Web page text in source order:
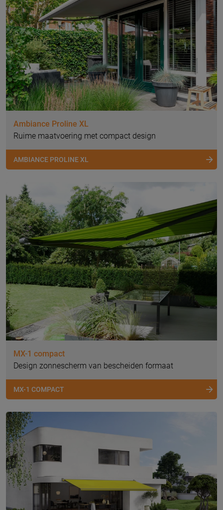
Ambiance Proline XL
Ruime maatvoering met compact design
AMBIANCE PROLINE XL
MX-1 compact
Design zonnescherm van bescheiden formaat
MX-1 COMPACT